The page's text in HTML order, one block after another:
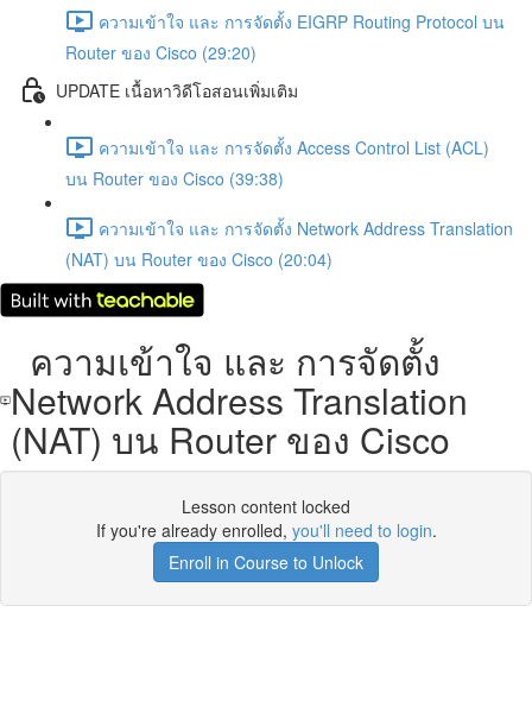
ความเข้าใจ และ การจัดตั้ง EIGRP Routing Protocol บน
Router ของ Cisco (29:20)
UPDATE เนื้อหาวิดีโอสอนเพิ่มเติม
ความเข้าใจ และ การจัดตั้ง Access Control List (ACL)
บน Router ของ Cisco (39:38)
ความเข้าใจ และ การจัดตั้ง Network Address Translation
(NAT) บน Router ของ Cisco (20:04)
ความเข้าใจ และ การจัดตั้ง
Network Address Translation
(NAT) บน Router ของ Cisco
Lesson content locked
If you're already enrolled, you'll need to login.
Enroll in Course to Unlock